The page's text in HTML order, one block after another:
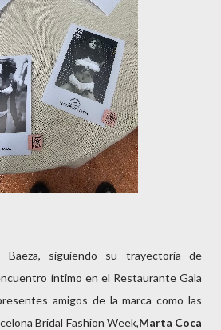
siguiendo su trayectoria de
íntimo en el Restaurante Gala
amigos de la marca como las
Bridal Fashion Week,Marta Coca